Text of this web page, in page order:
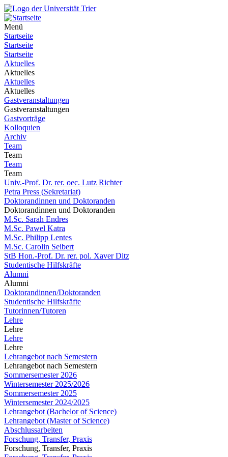
Menü
Startseite
Startseite
Startseite
Aktuelles
Aktuelles
Aktuelles
Aktuelles
Gastveranstaltungen
Gastveranstaltungen
Gastvorträge
Kolloquien
Archiv
Team
Team
Team
Team
Univ.-Prof. Dr. rer. oec. Lutz Richter
Petra Press (Sekretariat)
Doktorandinnen und Doktoranden
Doktorandinnen und Doktoranden
M.Sc. Sarah Endres
M.Sc. Pawel Katra
M.Sc. Philipp Lentes
M.Sc. Carolin Seibert
StB Hon.-Prof. Dr. rer. pol. Xaver Ditz
Studentische Hilfskräfte
Alumni
Alumni
Doktorandinnen/Doktoranden
Studentische Hilfskräfte
Tutorinnen/Tutoren
Lehre
Lehre
Lehre
Lehre
Lehrangebot nach Semestern
Lehrangebot nach Semestern
Sommersemester 2026
Wintersemester 2025/2026
Sommersemester 2025
Wintersemester 2024/2025
Lehrangebot (Bachelor of Science)
Lehrangebot (Master of Science)
Abschlussarbeiten
Forschung, Transfer, Praxis
Forschung, Transfer, Praxis